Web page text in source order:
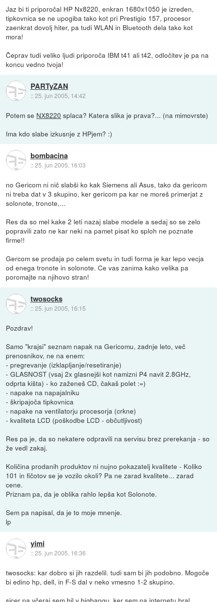
Jaz bi ti priporočal HP Nx8220, enkran 1680x1050 je izreden,
tipkovnica se ne upogiba tako kot pri Prestigio 157, procesor
zaenkrat dovolj hiter, pa tudi WLAN in Bluetooth dela tako kot
mora!
Čeprav tudi veliko ljudi priporoča IBM t41 ali t42, odločitev je pa na
koncu vedno tvoja!
PARTyZAN
::25. jun 2005, 14:42
Potem se NX8220 splaca? Katera slika je prava?... (na mimovrste)
Ima kdo slabe izkusnje z HPjem? :)
bombacina
::25. jun 2005, 16:03
no Gericom ni nič slabši ko kak Siemens ali Asus, tako da gericom
ni treba dat v 3 skupino, ker gericom pa kar ne moreš primerjat z
solonote, tronote,...
Res da so mel kake 2 leti nazaj slabe modele a sedaj so se zelo
popravili zato ne kar neki na pamet pisat ko sploh ne poznate
firme!!
Gercom se prodaja po celem svetu in tudi forma je kar lepo vecja
od enega tronote in solonote. Ce vas zanima kako velika pa
poromajte na njihovo stran!
twosocks
::25. jun 2005, 16:15
Pozdrav!
Samo "krajsi" seznam napak na Gericomu, zadnje leto, več
prenosnikov, ne na enem:
- pregrevanje (izklapljanje/resetiranje)
- GLASNOST (vsaj 2x glasnejši kot namizni P4 navit 2.8GHz,
odprta kišta) - ko zaženeš CD, čakaš polet :=)
- napake na napajalniku
- škripajoča tipkovnica
- napake na ventilatorju procesorja (crkne)
- kvaliteta LCD (poškodbe LCD - občutljivost)
Res pa je, da so nekatere odpravili na servisu brez prerekanja - so
že vedl zakaj.
Količina prodanih produktov ni nujno pokazatelj kvalitete - Koliko
101 in fičotov se je vozilo okoli? Pa ne zarad kvalitete... zarad
cene.
Priznam pa, da je oblika rahlo lepša kot Solonote.
Sem pa napisal, da je to moje mnenje.
lp
yimi
::25. jun 2005, 16:36
twosocks: kar dobro si jih razdelil. tudi sam bi jih podobno. Mogoče
bi edino hp, dell, in F-S dal v neko vmesno 1-2 skupino.
sicer pa včeraj sem bil v bigbangu, ker sem na internetu bral